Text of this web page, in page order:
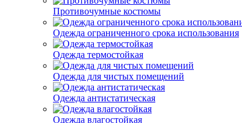
Противочумные костюмы
Одежда ограниченного срока использования
Одежда термостойкая
Одежда для чистых помещений
Одежда антистатическая
Одежда влагостойкая